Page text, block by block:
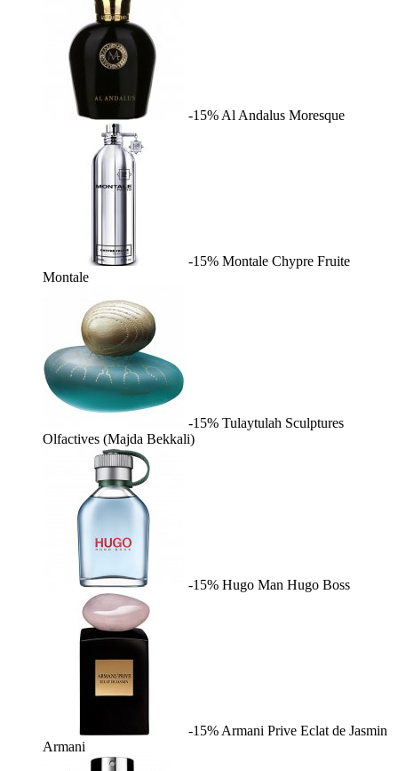
-15% Al Andalus Moresque
-15% Montale Chypre Fruite
Montale
-15% Tulaytulah Sculptures
Olfactives (Majda Bekkali)
-15% Hugo Man Hugo Boss
-15% Armani Prive Eclat de Jasmin
Armani